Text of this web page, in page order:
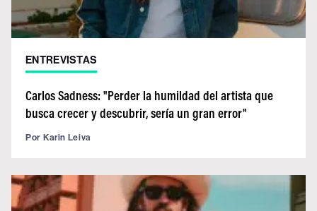
ENTREVISTAS
Carlos Sadness: "Perder la humildad del artista que
busca crecer y descubrir, sería un gran error"
Por Karin Leiva